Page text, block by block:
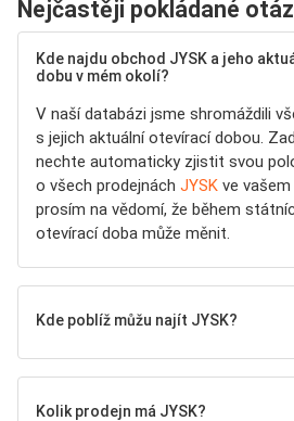
Nejčastěji pokládané
Kde najdu obchod JYSK a jeho
dobu v mém okolí?
V naší databázi jsme shromáždili
s jejich aktuální otevírací dobou.
nechte automaticky zjistit svou
o všech prodejnách JYSK ve
prosím na vědomí, že během
otevírací doba může měnit.
Kde poblíž můžu najít JYSK?
Kolik prodejn má JYSK?